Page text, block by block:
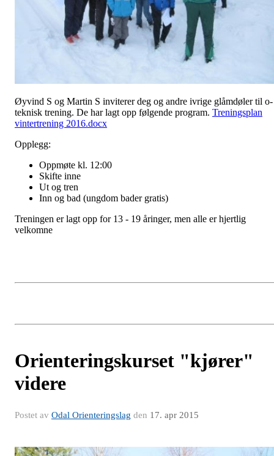
Øyvind S og Martin S inviterer deg og andre ivrige glåmdøler til o-
teknisk trening. De har lagt opp følgende program. Treningsplan
vintertrening 2016.docx
Opplegg:
Oppmøte kl. 12:00
Skifte inne
Ut og tren
Inn og bad (ungdom bader gratis)
Treningen er lagt opp for 13 - 19 åringer, men alle er hjertlig
velkomne
Orienteringskurset "kjører"
videre
Postet av Odal Orienteringslag den 17. apr 2015